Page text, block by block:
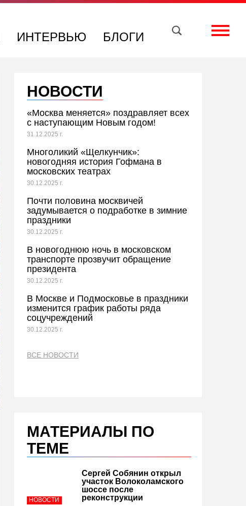
ИНТЕРВЬЮ БЛОГИ
НОВОСТИ
«Москва меняется» поздравляет всех
с наступающим Новым годом!
31.12.2025 г.
Многоликий «Щелкунчик»:
новогодняя история Гофмана в
московских театрах
30.12.2025 г.
Почти половина москвичей
задумывается о подработке в зимние
праздники
30.12.2025 г.
В новогоднюю ночь в московском
транспорте прозвучит обращение
президента
30.12.2025 г.
В Москве и Подмосковье в праздники
изменится график работы ряда
соцучреждений
30.12.2025 г.
ВСЕ НОВОСТИ
МАТЕРИАЛЫ ПО
ТЕМЕ
НОВОСТИ
Сергей Собянин открыл
участок Волоколамского
шоссе после
реконструкции